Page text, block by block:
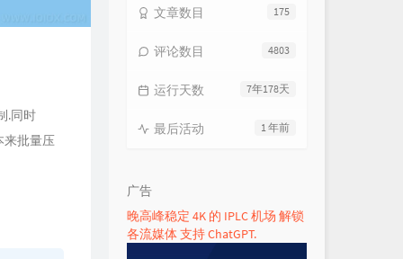
.同时
来批量压
175
文章数目
4803
评论数目
7年178天
运行天数
1 年前
最后活动
广告
晚高峰稳定 4K 的 IPLC 机场 解锁
各流媒体 支持 ChatGPT.